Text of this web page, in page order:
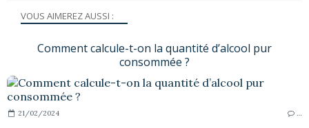
VOUS AIMEREZ AUSSI :
Comment calcule-t-on la quantité d’alcool pur
consommée ?
21/02/2024